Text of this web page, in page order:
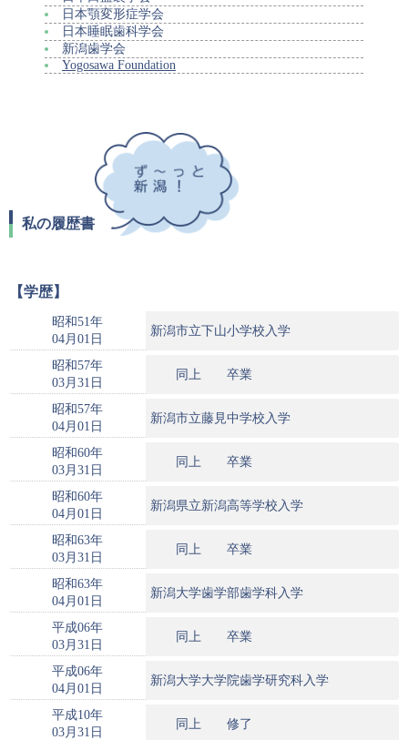
日本顎変形症学会
日本睡眠歯科学会
新潟歯学会
Yogosawa Foundation
私の履歴書
【学歴】
昭和51年
04月01日
新潟市立下山小学校入学
昭和57年
03月31日
同上 卒業
昭和57年
04月01日
新潟市立藤見中学校入学
昭和60年
03月31日
同上 卒業
昭和60年
04月01日
新潟県立新潟高等学校入学
昭和63年
03月31日
同上 卒業
昭和63年
04月01日
新潟大学歯学部歯学科入学
平成06年
03月31日
同上 卒業
平成06年
04月01日
新潟大学大学院歯学研究科入学
平成10年
03月31日
同上 修了